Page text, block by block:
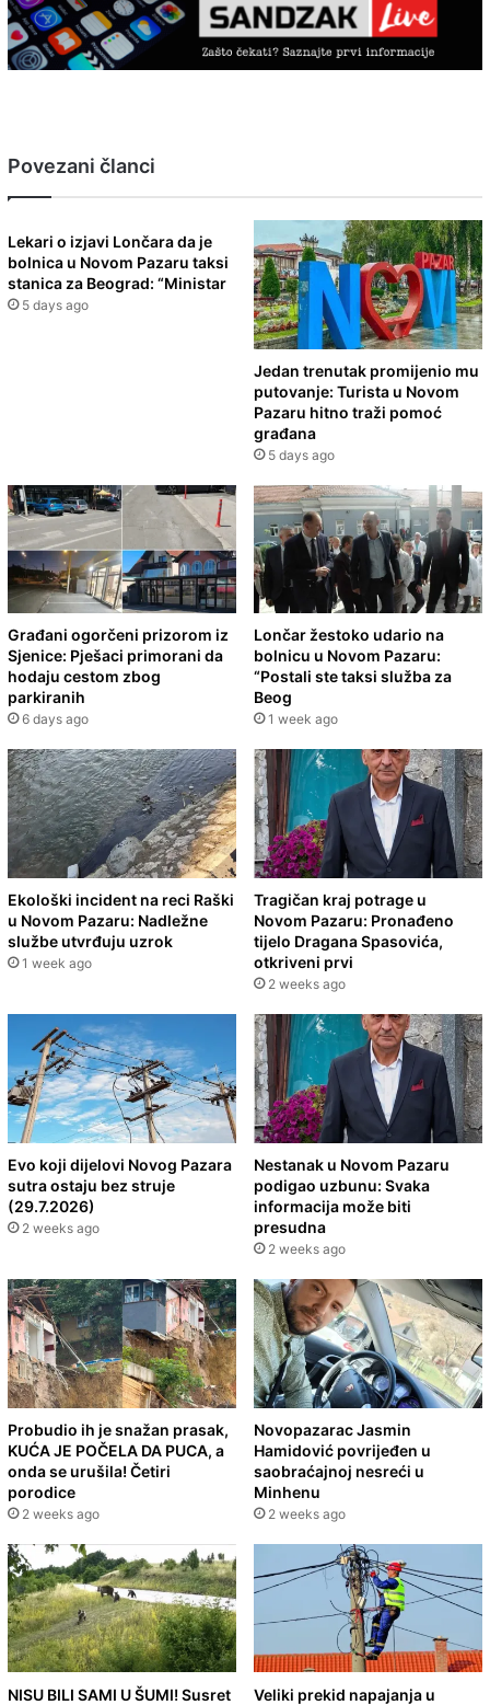
Povezani članci
Lekari o izjavi Lončara da je
bolnica u Novom Pazaru taksi
stanica za Beograd: “Ministar
5 days ago
Jedan trenutak promijenio mu
putovanje: Turista u Novom
Pazaru hitno traži pomoć
građana
5 days ago
Građani ogorčeni prizorom iz
Sjenice: Pješaci primorani da
hodaju cestom zbog
parkiranih
6 days ago
Lončar žestoko udario na
bolnicu u Novom Pazaru:
“Postali ste taksi služba za
Beog
1 week ago
Ekološki incident na reci Raški
u Novom Pazaru: Nadležne
službe utvrđuju uzrok
1 week ago
Tragičan kraj potrage u
Novom Pazaru: Pronađeno
tijelo Dragana Spasovića,
otkriveni prvi
2 weeks ago
Evo koji dijelovi Novog Pazara
sutra ostaju bez struje
(29.7.2026)
2 weeks ago
Nestanak u Novom Pazaru
podigao uzbunu: Svaka
informacija može biti
presudna
2 weeks ago
Probudio ih je snažan prasak,
KUĆA JE POČELA DA PUCA, a
onda se urušila! Četiri
porodice
2 weeks ago
Novopazarac Jasmin
Hamidović povrijeđen u
saobraćajnoj nesreći u
Minhenu
2 weeks ago
NISU BILI SAMI U ŠUMI! Susret
Veliki prekid napajanja u